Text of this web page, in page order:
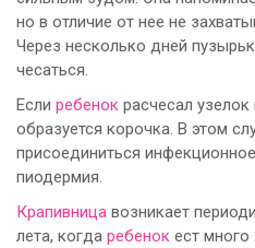
но в отличие от нее не
Через несколько дней
чесаться.
Если ребенок расчесал
образуется корочка. В этом
присоединиться инфекционное
пиодермия.
Крапивница возникает
лета, когда ребенок ест много